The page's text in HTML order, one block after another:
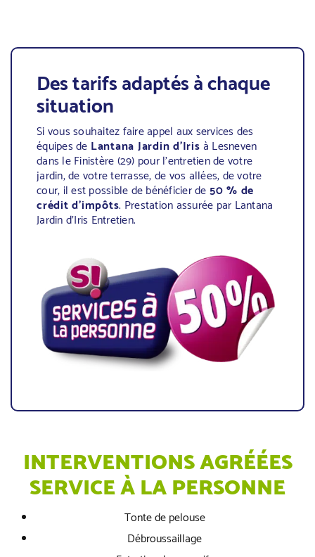
Des tarifs adaptés à chaque
situation
Si vous souhaitez faire appel aux services des
équipes de Lantana Jardin d’Irisà Lesneven
dans le Finistère (29) pour l’entretien de votre
jardin, de votre terrasse, de vos allées, de votre
cour, il est possible de bénéficier de50 % de
crédit d’impôts. Prestation assurée par Lantana
Jardin d’Iris Entretien.
INTERVENTIONS AGRÉÉES
SERVICE À LA PERSONNE
Tonte de pelouse
Débroussaillage